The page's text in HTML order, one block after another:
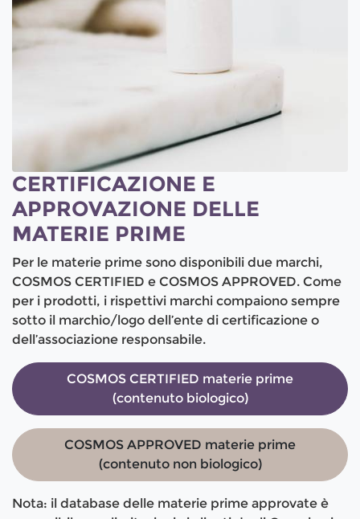
CERTIFICAZIONE E
APPROVAZIONE DELLE
MATERIE PRIME
Per le materie prime sono disponibili due marchi,
COSMOS CERTIFIED e COSMOS APPROVED. Come
per i prodotti, i rispettivi marchi compaiono sempre
sotto il marchio/logo dell’ente di certificazione o
dell’associazione responsabile.
COSMOS CERTIFIED materie prime
(contenuto biologico)
COSMOS APPROVED materie prime
(contenuto non biologico)
Nota: il database delle materie prime approvate è